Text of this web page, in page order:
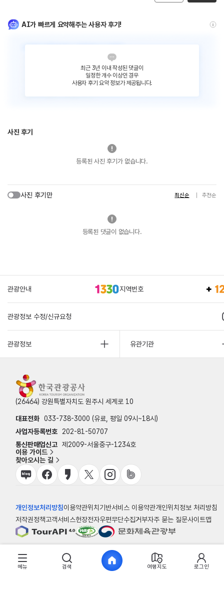
AI가 빠르게 요약해주는 사용자 후기!
최근 3년 이내 작성된 댓글이
일정한 개수 이상인 경우
사용자 후기 요약 정보가 제공됩니다.
사진 후기
등록된 사진 후기가 없습니다.
사진 후기만 최신순 추천순
등록된 댓글이 없습니다.
관광안내 지역번호
관광정보 수정/신규요청
관광정보 유관기관
(26464) 강원특별자치도 원주시 세계로 10
대표전화 033-738-3000 (유료, 평일 09시~18시)
사업자등록번호
202-81-50707
통신판매업신고 제2009-서울중구-1234호
이용 가이드
찾아오시는 길
개인정보처리방침이용약관위치기반서비스 이용약관개인위치정보 처리방침
저작권정책고객서비스헌장전자우편무단수집거부자주 묻는 질문사이트맵
© 한국관광공사
메뉴 검색 여행지도 로그인